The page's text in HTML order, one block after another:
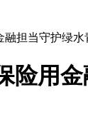
融担当守护绿水
险用